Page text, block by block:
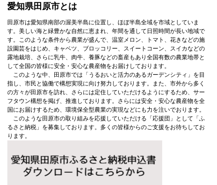
愛知県田原市とは
田原市は愛知県南部の渥美半島に位置し、ほぼ半島全域を市域としていま
す。美しい海と緑豊かな自然に恵まれ、年間を通して日照時間が長い地域で
す。このような条件から農業が盛んで、温室メロン、トマト、花きなどの施
設園芸をはじめ、キャベツ、ブロッコリー、スイートコーン、スイカなどの
露地栽培、さらに乳牛、肉牛、養豚などの畜産もあり全国有数の農業地帯と
して全国の皆様に安全・安心な農産物をお届けしております。
このような中、田原市では「うるおいと活力のあるガーデンシティ」を目
指し、市民と協働で構想実現に向け努力しております。また、市外から多く
の方々が田原市を訪れ、さらには定住していただけるようにするため、サー
フタウン構想を掲げ、推進しております。さらには安全・安心な農産物を全
国にお届けするため、環境保全型農業の実現などにも力を注いでおります。
このような田原市の取り組みを応援していただける「応援団」として「ふ
るさと納税」を募集しております。多くの皆様からのご支援をお待ちしてお
ります。